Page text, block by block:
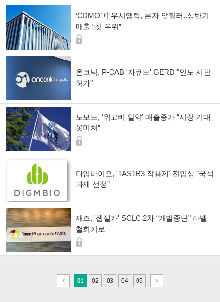
‘CDMO’ 中우시앱텍, 론자 앞질러..상반기
매출 “첫 우위”
온코닉, P-CAB '자큐보' GERD "인도 시판
허가"
노보노, ‘위고비 알약’ 매출증가 “시장 기대
못미쳐”
다임바이오, 'TAS1R3 작용제' 전임상 "국책
과제 선정”
재즈, '젭젤카' SCLC 2차 “개발중단" 라벨
철회키로
이
전
01 02 03 04 05
다
음